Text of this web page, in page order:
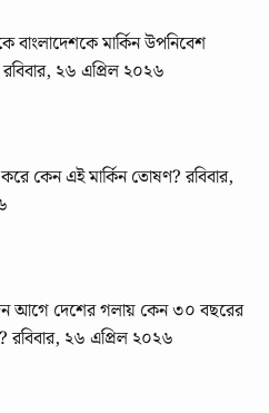
বাংলাদেশকে মার্কিন উপনিবেশ
রবিবার, ২৬ এপ্রিল ২০২৬
কেন এই মার্কিন তোষণ? রবিবার,
দিন আগে দেশের গলায় কেন ৩০ বছরের
রবিবার, ২৬ এপ্রিল ২০২৬